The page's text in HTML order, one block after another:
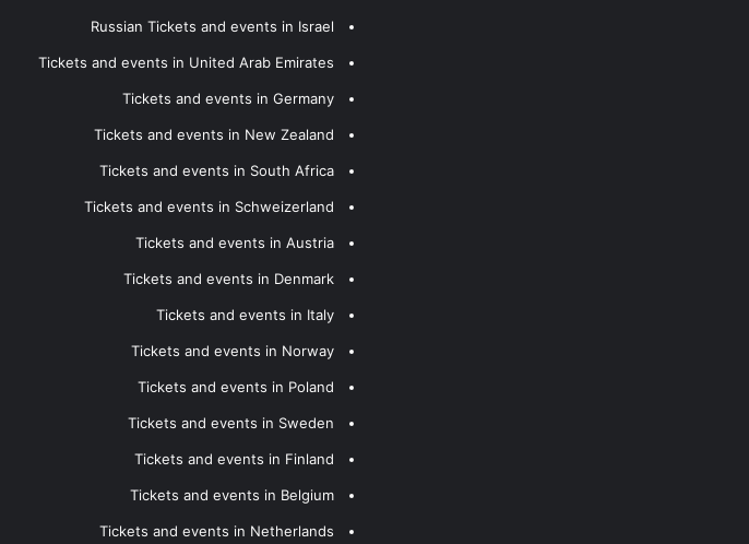
Russian Tickets and events in Israel
Tickets and events in United Arab Emirates
Tickets and events in Germany
Tickets and events in New Zealand
Tickets and events in South Africa
Tickets and events in Schweizerland
Tickets and events in Austria
Tickets and events in Denmark
Tickets and events in Italy
Tickets and events in Norway
Tickets and events in Poland
Tickets and events in Sweden
Tickets and events in Finland
Tickets and events in Belgium
Tickets and events in Netherlands